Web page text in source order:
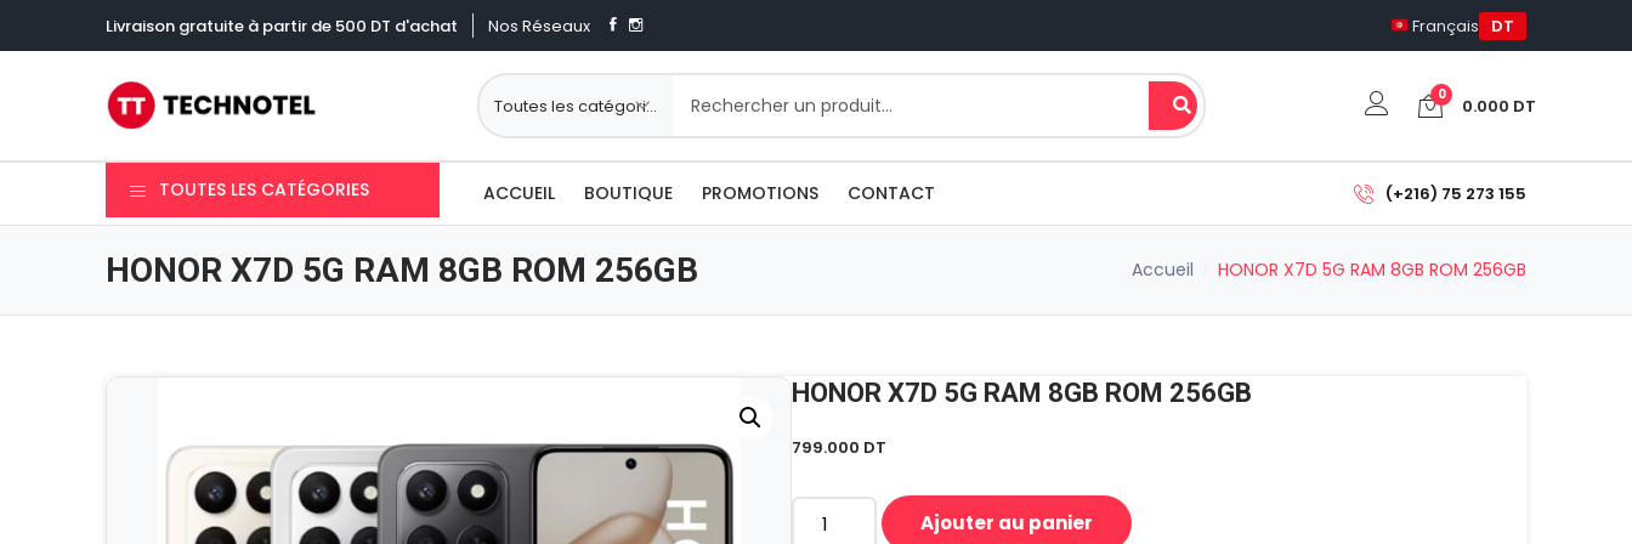
Livraison gratuite à partir de 500 DT d'achat Nos Réseaux Français DT
0 0.000 DT
Sous-total: 0.000DT
TOUTES LES CATÉGORIES ACCUEIL BOUTIQUE PROMOTIONS CONTACT (+216) 75 273 155
HONOR X7D 5G RAM 8GB ROM 256GB Accueil HONOR X7D 5G RAM 8GB ROM 256GB
HONOR X7D 5G RAM 8GB ROM 256GB
799.000 DT
quantité
Ajouter au panier